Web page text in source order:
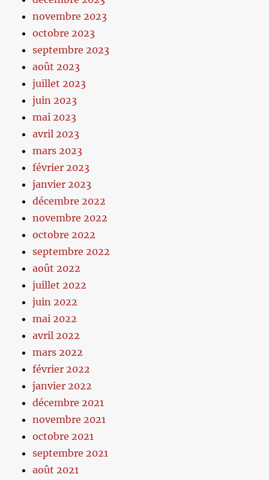
novembre 2023
octobre 2023
septembre 2023
août 2023
juillet 2023
juin 2023
mai 2023
avril 2023
mars 2023
février 2023
janvier 2023
décembre 2022
novembre 2022
octobre 2022
septembre 2022
août 2022
juillet 2022
juin 2022
mai 2022
avril 2022
mars 2022
février 2022
janvier 2022
décembre 2021
novembre 2021
octobre 2021
septembre 2021
août 2021